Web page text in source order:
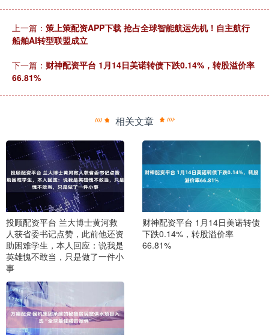
上一篇： 策上策配资APP下载 抢占全球智能航运先机！自主航行
船舶AI转型联盟成立
下一篇： 财神配资平台 1月14日美诺转债下跌0.14%，转股溢价率
66.81%
相关文章
投顾配资平台 兰大博士黄河救
人获省委书记点赞，此前他还资
助困难学生，本人回应：说我是
英雄愧不敢当，只是做了一件小
事
财神配资平台 1月14日美诺转债
下跌0.14%，转股溢价率
66.81%